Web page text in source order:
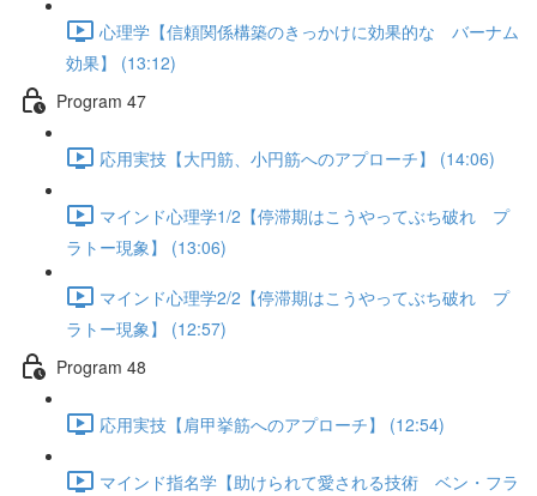
心理学【信頼関係構築のきっかけに効果的な バーナム
効果】 (13:12)
Program 47
応用実技【大円筋、小円筋へのアプローチ】 (14:06)
マインド心理学1/2【停滞期はこうやってぶち破れ プ
ラトー現象】 (13:06)
マインド心理学2/2【停滞期はこうやってぶち破れ プ
ラトー現象】 (12:57)
Program 48
応用実技【肩甲挙筋へのアプローチ】 (12:54)
マインド指名学【助けられて愛される技術 ベン・フラ